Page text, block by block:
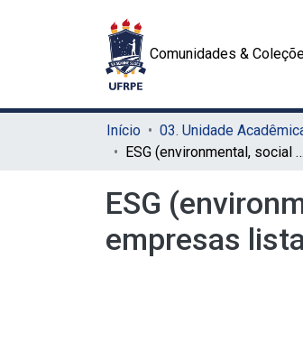
Comunidades &
Início
ESG (environmental, social and governance) e a estrutura de capital das empresas listadas na B3.
ESG
empresas